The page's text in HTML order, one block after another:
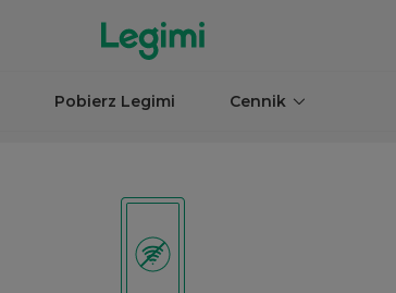
Pobierz Legimi Cennik